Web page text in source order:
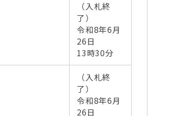
（入札終
了）
令和8年6月
26日
13時30分
（入札終
了）
令和8年6月
26日